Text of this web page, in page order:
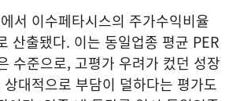
서 이수페타시스의 주가수익비율
산출됐다. 이는 동일업종 평균 PER
수준으로, 고평가 우려가 컸던 성장
대적으로 부담이 덜하다는 평가도